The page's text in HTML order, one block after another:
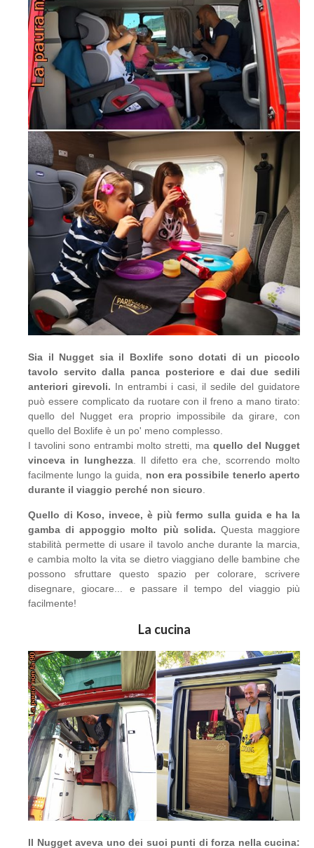
Sia il Nugget sia il Boxlife sono dotati di un piccolo
tavolo servito dalla panca posteriore e dai due sedili
anteriori girevoli. In entrambi i casi, il sedile del guidatore
può essere complicato da ruotare con il freno a mano tirato:
quello del Nugget era proprio impossibile da girare, con
quello del Boxlife è un po' meno complesso.
I tavolini sono entrambi molto stretti, ma quello del Nugget
vinceva in lunghezza. Il difetto era che, scorrendo molto
facilmente lungo la guida, non era possibile tenerlo aperto
durante il viaggio perché non sicuro
Quello di Koso, invece, è più fermo sulla guida e ha la
gamba di appoggio molto più solida. Questa maggiore
stabilità permette di usare il tavolo anche durante la marcia,
e cambia molto la vita se dietro viaggiano delle bambine che
possono sfruttare questo spazio per colorare, scrivere
disegnare, giocare... e passare il tempo del viaggio più
facilmente!
La cucina
Il Nugget aveva uno dei suoi punti di forza nella cucina: